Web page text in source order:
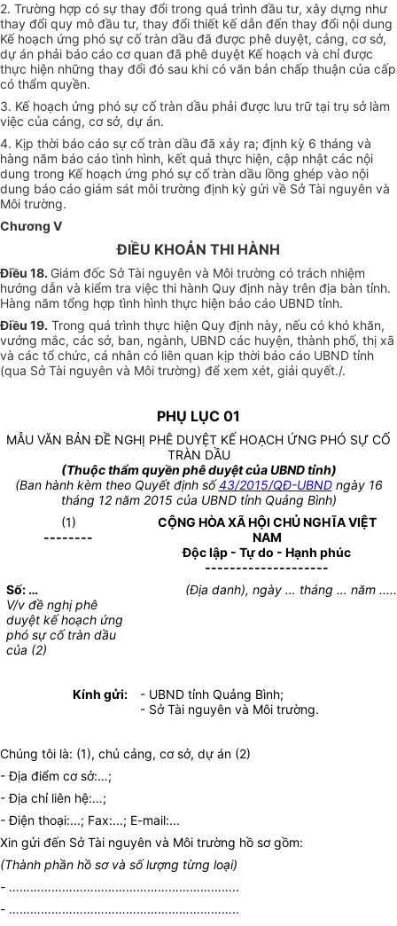
2. Trường hợp có sự thay đổi trong quá trình đầu tư, xây dựng như
thay đổi quy mô đầu tư, thay đổi thiết kế dẫn đến thay đổi nội dung
Kế hoạch ứng phó sự cố tràn dầu đã được phê duyệt, cảng, cơ sở,
dự án phải báo cáo cơ quan đã phê duyệt Kế hoạch và chỉ được
thực hiện những thay đổi đó sau khi có văn bản chấp thuận của cấp
có thẩm quyền.
3. Kế hoạch ứng phó sự cố tràn dầu phải được lưu trữ tại trụ sở làm
việc của cảng, cơ sở, dự án.
4. Kịp thời báo cáo sự cố tràn dầu đã xảy ra; định kỳ 6 tháng và
hàng năm báo cáo tình hình, kết quả thực hiện, cập nhật các nội
dung trong Kế hoạch ứng phó sự cố tràn dầu lồng ghép vào nội
dung báo cáo giám sát môi trường định kỳ gửi về Sở Tài nguyên và
Môi trường.
Chương V
ĐIỀU KHOẢN THI HÀNH
Điều 18. Giám đốc Sở Tài nguyên và Môi trường có trách nhiệm
hướng dẫn và kiểm tra việc thi hành Quy định này trên địa bàn tỉnh.
Hàng năm tổng hợp tình hình thực hiện báo cáo UBND tỉnh.
Điều 19. Trong quá trình thực hiện Quy định này, nếu có khó khăn,
vướng mắc, các sở, ban, ngành, UBND các huyện, thành phố, thị xã
và các tổ chức, cá nhân có liên quan kịp thời báo cáo UBND tỉnh
(qua Sở Tài nguyên và Môi trường) để xem xét, giải quyết./.
PHỤ LỤC 01
MẪU VĂN BẢN ĐỀ NGHỊ PHÊ DUYỆT KẾ HOẠCH ỨNG PHÓ SỰ CỐ
TRÀN DẦU
(Thuộc thẩm quyền phê duyệt của UBND tỉnh)
(Ban hành kèm theo Quyết định số43/2015/QĐ-UBNDngày 16
tháng 12 năm 2015 của UBND tỉnh Quảng Bình)
(1)
--------
CỘNG HÒA XÃ HỘI CHỦ NGHĨA VIỆT
NAM
Độc lập - Tự do - Hạnh phúc
--------------------
Số: …
V/v đề nghị phê
duyệt kế hoạch ứng
phó sự cố tràn dầu
của (2)
(Địa danh), ngày … tháng … năm .....
Kính gửi:
- UBND tỉnh Quảng Bình;
- Sở Tài nguyên và Môi trường.
Chúng tôi là: (1), chủ cảng, cơ sở, dự án (2)
- Địa điểm cơ sở:…;
- Địa chỉ liên hệ:…;
- Điện thoại:...; Fax:...; E-mail:...
Xin gửi đến Sở Tài nguyên và Môi trường hồ sơ gồm:
(Thành phần hồ sơ và số lượng từng loại)
- ………………………………………………………..
- ………………………………………………………..